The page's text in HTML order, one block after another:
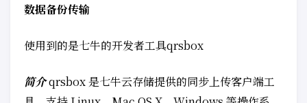
数据备份传输
使用到的是七牛的开发者工具qrsbox
简介qrsbox 是七牛云存储提供的同步上传客户端工